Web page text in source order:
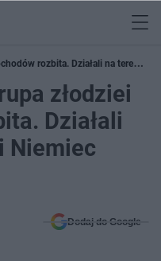
rozbita. Działali na terenie
złodziei
Działali
Niemiec
Dodaj do Google